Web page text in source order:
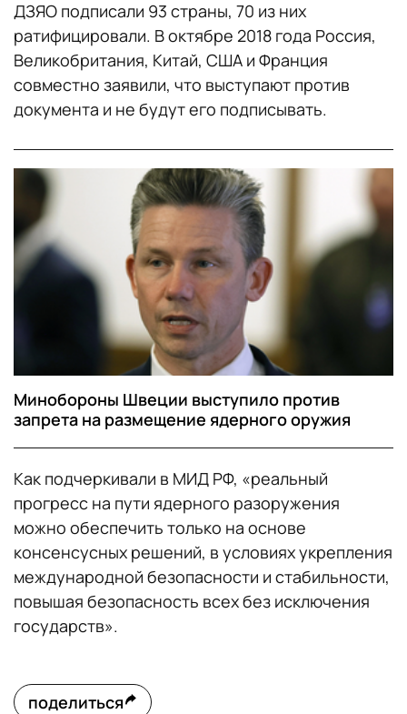
ДЗЯО подписали 93 страны, 70 из них
ратифицировали. В октябре 2018 года Россия,
Великобритания, Китай, США и Франция
совместно заявили, что выступают против
документа и не будут его подписывать.
Минобороны Швеции выступило против
запрета на размещение ядерного оружия
Как подчеркивали в МИД РФ, «реальный
прогресс на пути ядерного разоружения
можно обеспечить только на основе
консенсусных решений, в условиях укрепления
международной безопасности и стабильности,
повышая безопасность всех без исключения
государств».
поделиться